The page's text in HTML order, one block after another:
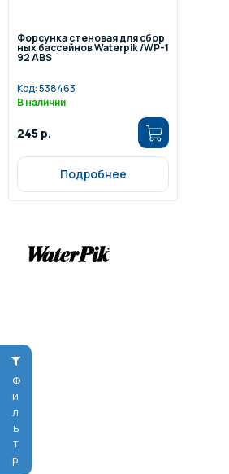
Фильтр
Форсунка стеновая для сбор
ных бассейнов Waterpik /WP-1
92 ABS
Код:538463
В наличии
245 р.
Подробнее